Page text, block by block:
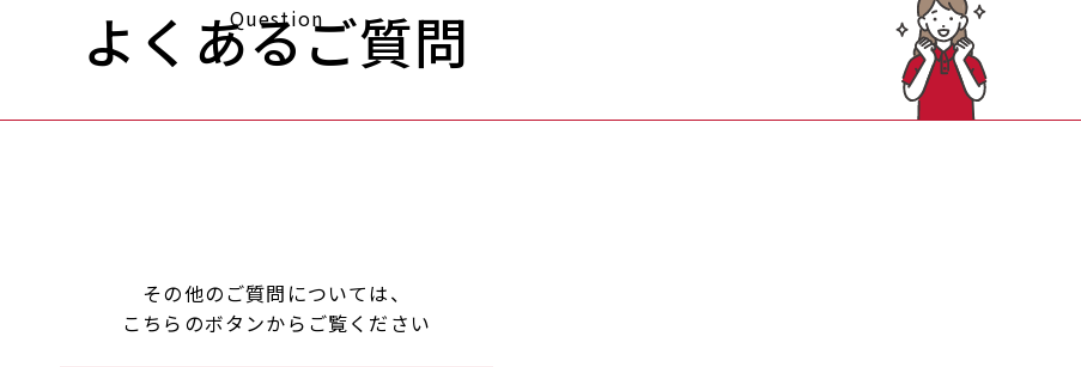
Question
よくあるご質問
その他のご質問については、
こちらのボタンからご覧ください